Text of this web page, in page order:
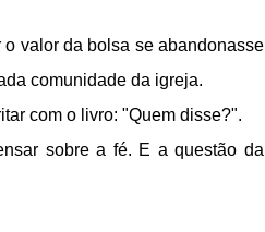
valor da bolsa se abandonasse
comunidade da igreja.
com o livro: "Quem disse?".
sobre a fé. E a questão da